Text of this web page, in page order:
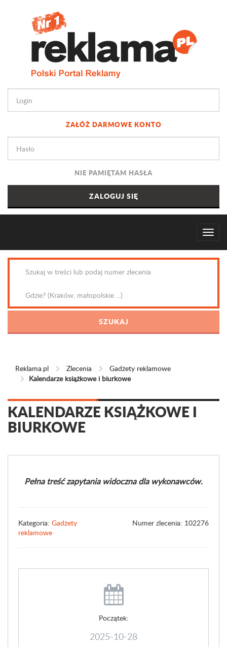
ZAŁÓŻ DARMOWE KONTO
NIE PAMIĘTAM HASŁA
Reklama.pl Zlecenia
Gadżety reklamowe
Kalendarze książkowe i biurkowe
KALENDARZE KSIĄŻKOWE I
BIURKOWE
Pełna treść zapytania widoczna dla wykonawców.
Kategoria: Gadżety
reklamowe
Numer zlecenia: 102276
Początek:
2025-10-28